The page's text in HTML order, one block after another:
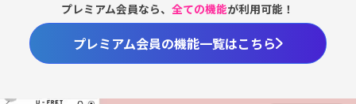
プレミアム会員なら、全ての機能が利用可能！
プレミアム会員の機能一覧はこちら